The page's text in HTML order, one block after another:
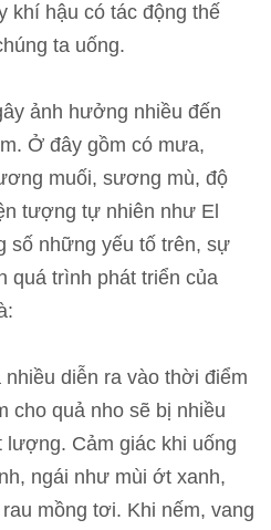
khí hậu có tác động thế
ta uống.
ảnh hưởng nhiều đến
Ở đây gồm có mưa,
muối, sương mù, độ
tượng tự nhiên như El
số những yếu tố trên, sự
quá trình phát triển của
diễn ra vào thời điểm
cho quả nho sẽ bị nhiều
Cảm giác khi uống
ngái như mùi ớt xanh,
mồng tơi. Khi nếm, vang